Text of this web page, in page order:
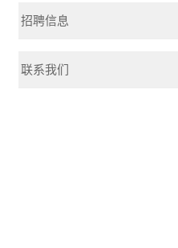
招聘信息
联系我们